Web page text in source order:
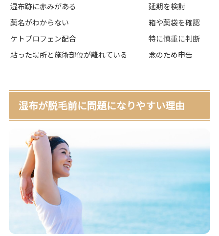
湿布跡に赤みがある
延期を検討
薬名がわからない
箱や薬袋を確認
ケトプロフェン配合
特に慎重に判断
貼った場所と施術部位が離れている
念のため申告
湿布が脱毛前に問題になりやすい理由